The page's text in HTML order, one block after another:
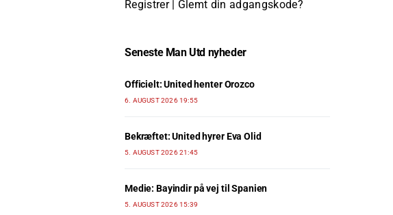
Registrer| Glemt din adgangskode?
Seneste Man Utd nyheder
Officielt: United henter Orozco
6. AUGUST 2026 19:55
Bekræftet: United hyrer Eva Olid
5. AUGUST 2026 21:45
Medie: Bayindir på vej til Spanien
5. AUGUST 2026 15:39